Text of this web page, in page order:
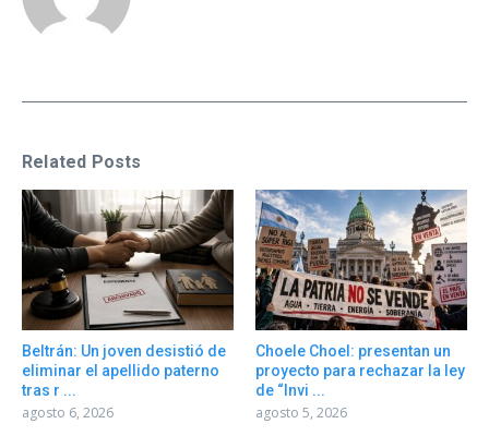
Related Posts
Beltrán: Un joven desistió de
eliminar el apellido paterno
tras r ...
agosto 6, 2026
Choele Choel: presentan un
proyecto para rechazar la ley
de “Invi ...
agosto 5, 2026